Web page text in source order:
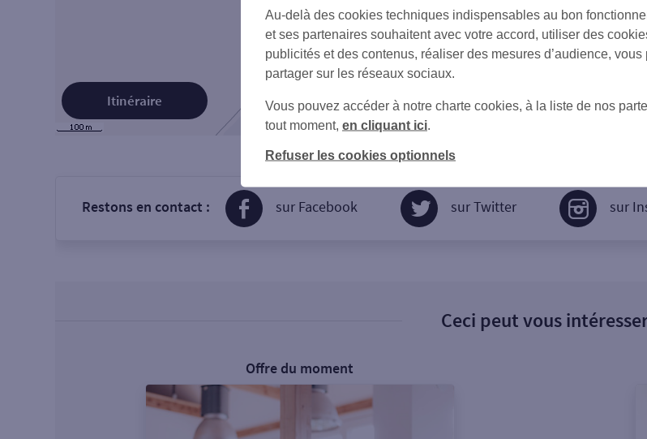
Itinéraire
Restons en contact : sur Facebook sur Twitter sur
Ceci peut vous
Offre du moment
Au-delà des cookies techniques indispensables au bon
et ses partenaires souhaitent avec votre accord, utiliser des
publicités et des contenus, réaliser des mesures d’audience,
partager sur les réseaux sociaux.
Vous pouvez accéder à notre charte cookies, à la liste de nos
tout moment, en cliquant ici
Refuser les cookies optionnels